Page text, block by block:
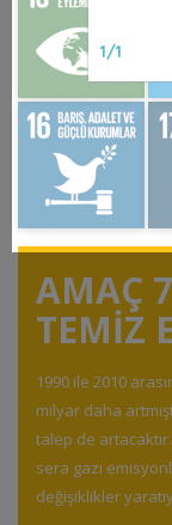
1/1
AMAÇ
TEMİZ
1990 ile 2010
milyar daha
talep de
sera gazı
değişiklikler